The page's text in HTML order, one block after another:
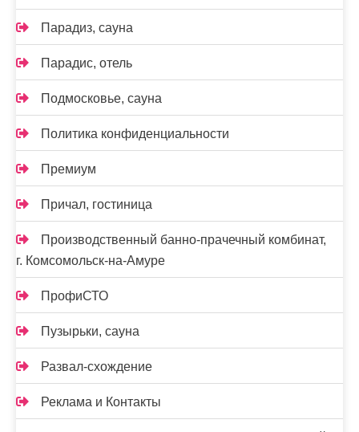
Парадиз, сауна
Парадис, отель
Подмосковье, сауна
Политика конфиденциальности
Премиум
Причал, гостиница
Производственный банно-прачечный комбинат,
г. Комсомольск-на-Амуре
ПрофиСТО
Пузырьки, сауна
Развал-схождение
Реклама и Контакты